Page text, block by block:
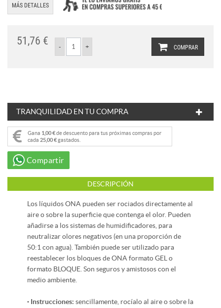
MÁS DETALLES
51,76 €
COMPRAR
TRANQUILIDAD EN TU COMPRA
Gana 1,00 €de descuento para tus próximas compras por
cada 25,00 €gastados.
Compartir
DESCRIPCIÓN
Los líquidos ONA pueden ser rociados directamente al
aire o sobre la superficie que contenga el olor. Pueden
añadirse a los sistemas de humidificadores, para
neutralizar olores negativos (en una proporción de
50:1 con agua). También puede ser utilizado para
reestablecer los bloques de ONA formato GEL o
formato BLOQUE. Son seguros y amistosos con el
medio ambiente.
· Instrucciones: sencillamente, rocíalo al aire o sobre la